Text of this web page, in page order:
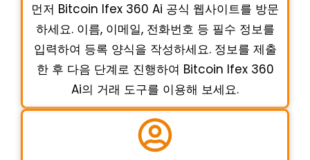
먼저 Bitcoin Ifex 360 Ai 공식 웹사이트를 방문
하세요. 이름, 이메일, 전화번호 등 필수 정보를
입력하여 등록 양식을 작성하세요. 정보를 제출
한 후 다음 단계로 진행하여 Bitcoin Ifex 360
Ai의 거래 도구를 이용해 보세요.